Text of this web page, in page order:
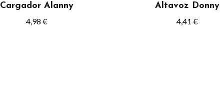
Cargador Alanny
4,98 €
Altavoz Donny
4,41 €
la
página